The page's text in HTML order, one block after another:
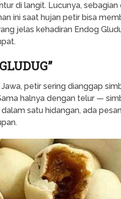
di langit. Lucunya,
ini saat hujan petir bisa
jelas kehadiran Endog
petir sering dianggap
halnya dengan telur —
satu hidangan, ada